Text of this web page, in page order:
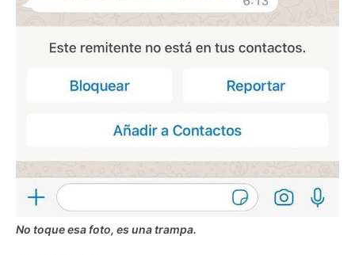
No toque esa foto, es una trampa.